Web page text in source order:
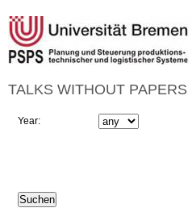
TALKS WITHOUT PAPERS
Year: